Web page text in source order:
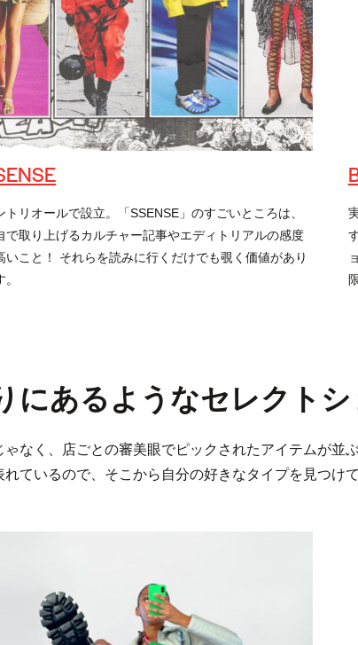
トリオールで設立。「SSENSE」のすごいところは、
で取り上げるカルチャー記事やエディトリアルの感度
いこと！ それらを読みに行くだけでも覗く価値があり
。
にあるようなセレクトシ
なく、店ごとの審美眼でピックされたアイテムが並
ているので、そこから自分の好きなタイプを見つけ